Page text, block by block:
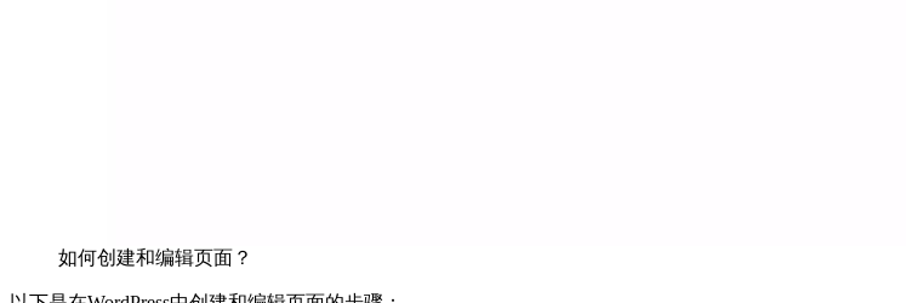
如何创建和编辑页面？